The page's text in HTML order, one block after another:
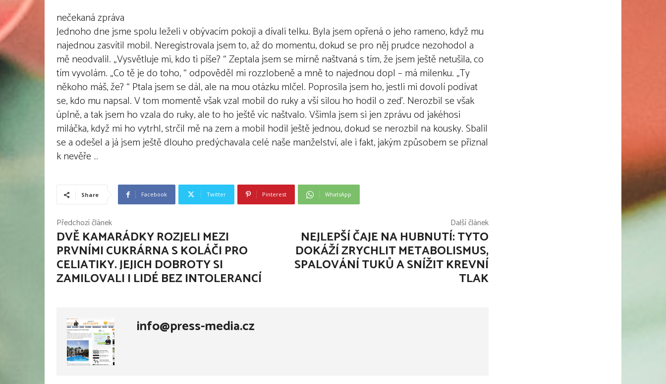
nečekaná zpráva
Jednoho dne jsme spolu leželi v obývacím pokoji a dívali telku. Byla jsem opřená o jeho rameno, když mu
najednou zasvítil mobil. Neregistrovala jsem to, až do momentu, dokud se pro něj prudce nezohodol a
mě neodvalil. „Vysvětluje mi, kdo ti píše? “ Zeptala jsem se mírně naštvaná s tím, že jsem ještě netušila, co
tím vyvolám. „Co tě je do toho, “ odpověděl mi rozzlobeně a mně to najednou dopl – má milenku. „Ty
někoho máš, že? “ Ptala jsem se dál, ale na mou otázku mlčel. Poprosila jsem ho, jestli mi dovolí podívat
se, kdo mu napsal. V tom momentě však vzal mobil do ruky a vší silou ho hodil o zeď. Nerozbil se však
úplně, a tak jsem ho vzala do ruky, ale to ho ještě víc naštvalo. Všimla jsem si jen zprávu od jakéhosi
miláčka, když mi ho vytrhl, strčil mě na zem a mobil hodil ještě jednou, dokud se nerozbil na kousky. Sbalil
se a odešel a já jsem ještě dlouho predýchavala celé naše manželství, ale i fakt, jakým způsobem se přiznal
k nevěře …
Share Facebook Twitter Pinterest WhatsApp
Předchozí článek
DVĚ KAMARÁDKY ROZJELI MEZI
PRVNÍMI CUKRÁRNA S KOLÁČI PRO
CELIATIKY. JEJICH DOBROTY SI
ZAMILOVALI I LIDÉ BEZ INTOLERANCÍ
Další článek
NEJLEPŠÍ ČAJE NA HUBNUTÍ: TYTO
DOKÁŽÍ ZRYCHLIT METABOLISMUS,
SPALOVÁNÍ TUKŮ A SNÍŽIT KREVNÍ
TLAK
info@press-media.cz